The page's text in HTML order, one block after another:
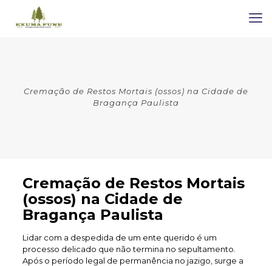
Cremação de Restos Mortais (ossos) na Cidade de
Bragança Paulista
Cremação de Restos Mortais
(ossos) na Cidade de
Bragança Paulista
Lidar com a despedida de um ente querido é um
processo delicado que não termina no sepultamento.
Após o período legal de permanência no jazigo, surge a